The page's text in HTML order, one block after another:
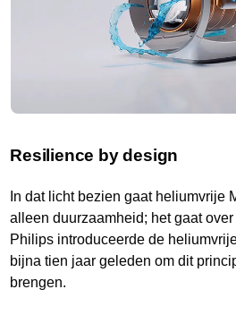
Resilience by design
In dat licht bezien gaat heliumvrije
alleen duurzaamheid; het gaat
Philips introduceerde de
bijna tien jaar geleden om dit
brengen.